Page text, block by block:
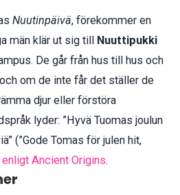
Nuutinpäivä, förekommer en
män klär ut sig till Nuuttipukki
De går från hus till hus och
om de inte får det ställer de
djur eller förstöra
lyder: ”Hyvä Tuomas joulun
(”Gode Tomas för julen hit,
enligt Ancient Origins.